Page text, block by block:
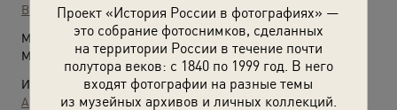
Проект «История России в фотографиях» —
это собрание фотоснимков, сделанных
на территории России в течение почти
полутора веков: с 1840 по 1999 год. В него
входят фотографии на разные темы
из музейных архивов и личных коллекций.
Валентин Хухлаев
Место съемки:
Московская обл.
Источники:
Архив Валентина Хухлаева / © Галерея Люмьер